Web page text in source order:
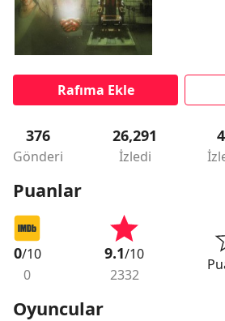
Rafıma Ekle
376
Gönderi
26,291
İzledi
Puanlar
0/10
0
9.1/10
2332
Oyuncular